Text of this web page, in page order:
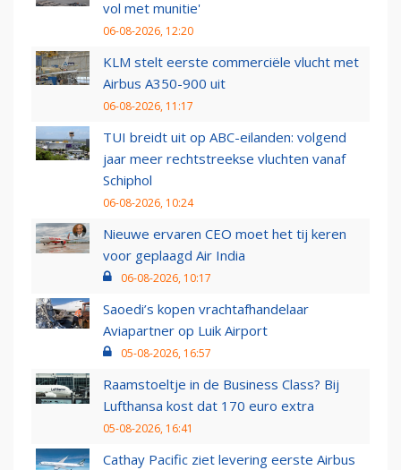
vol met munitie'
06-08-2026, 12:20
KLM stelt eerste commerciële vlucht met
Airbus A350-900 uit
06-08-2026, 11:17
TUI breidt uit op ABC-eilanden: volgend
jaar meer rechtstreekse vluchten vanaf
Schiphol
06-08-2026, 10:24
Nieuwe ervaren CEO moet het tij keren
voor geplaagd Air India
06-08-2026, 10:17
Saoedi’s kopen vrachtafhandelaar
Aviapartner op Luik Airport
05-08-2026, 16:57
Raamstoeltje in de Business Class? Bij
Lufthansa kost dat 170 euro extra
05-08-2026, 16:41
Cathay Pacific ziet levering eerste Airbus